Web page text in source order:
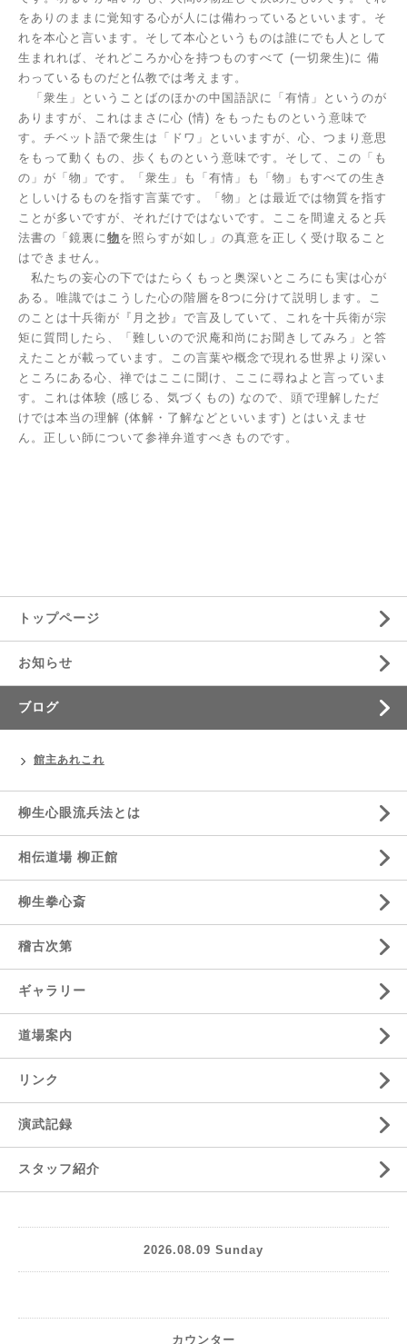
をありのままに覚知する心が人には備わっているといいます。そ
れを本心と言います。そして本心というものは誰にでも人として
生まれれば、それどころか心を持つものすべて (一切衆生)に 備
わっているものだと仏教では考えます。
「衆生」ということばのほかの中国語訳に「有情」というのが
ありますが、これはまさに心 (情) をもったものという意味で
す。チベット語で衆生は「ドワ」といいますが、心、つまり意思
をもって動くもの、歩くものという意味です。そして、この「も
の」が「物」です。「衆生」も「有情」も「物」もすべての生き
としいけるものを指す言葉です。「物」とは最近では物質を指す
ことが多いですが、それだけではないです。ここを間違えると兵
法書の「鏡裏に物を照らすが如し」の真意を正しく受け取ること
はできません。
私たちの妄心の下ではたらくもっと奥深いところにも実は心が
ある。唯識ではこうした心の階層を8つに分けて説明します。こ
のことは十兵衛が『月之抄』で言及していて、これを十兵衛が宗
矩に質問したら、「難しいので沢庵和尚にお聞きしてみろ」と答
えたことが載っています。この言葉や概念で現れる世界より深い
ところにある心、禅ではここに聞け、ここに尋ねよと言っていま
す。これは体験 (感じる、気づくもの) なので、頭で理解しただ
けでは本当の理解 (体解・了解などといいます) とはいえませ
ん。正しい師について参禅弁道すべきものです。
トップページ
お知らせ
ブログ
館主あれこれ
柳生心眼流兵法とは
相伝道場 柳正館
柳生拳心斎
稽古次第
ギャラリー
道場案内
リンク
演武記録
スタッフ紹介
2026.08.09 Sunday
カウンター